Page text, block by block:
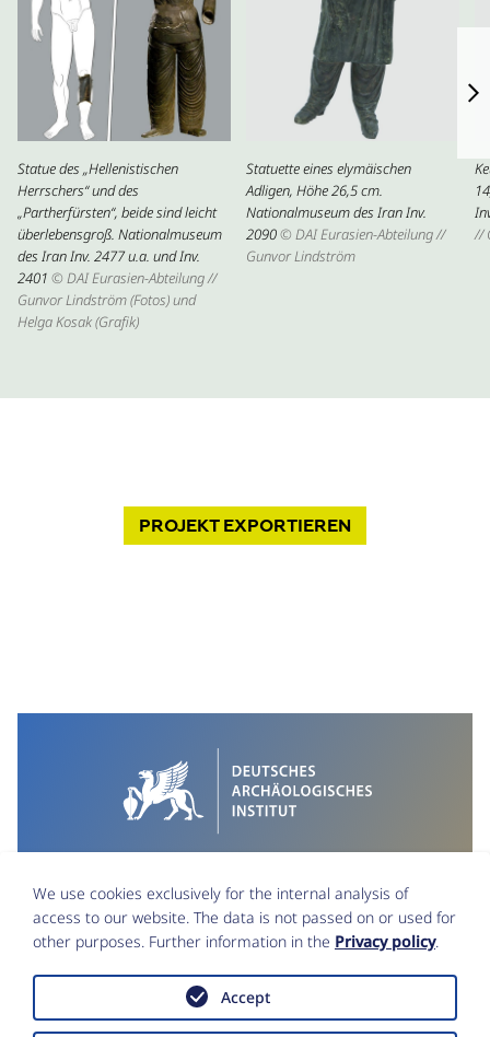
Statue des „Hellenistischen
Herrschers“ und des
„Partherfürsten“, beide sind leicht
überlebensgroß. Nationalmuseum
des Iran Inv. 2477 u.a. und Inv.
2401 © DAI Eurasien-Abteilung //
Gunvor Lindström (Fotos) und
Helga Kosak (Grafik)
Statuette eines elymäischen
Adligen, Höhe 26,5 cm.
Nationalmuseum des Iran Inv.
2090© DAI Eurasien-Abteilung //
Gunvor Lindström
//
PROJEKTEXPORTIEREN
Data Protection
We use cookies exclusively for the internal analysis of
access to our website. The data is not passed on or used for
other purposes. Further information in the Privacy policy.
Accept